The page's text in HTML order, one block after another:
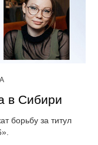
в Сибири
борьбу за титул